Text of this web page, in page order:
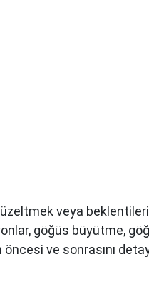
veya
göğüs büyütme,
ve sonrasını